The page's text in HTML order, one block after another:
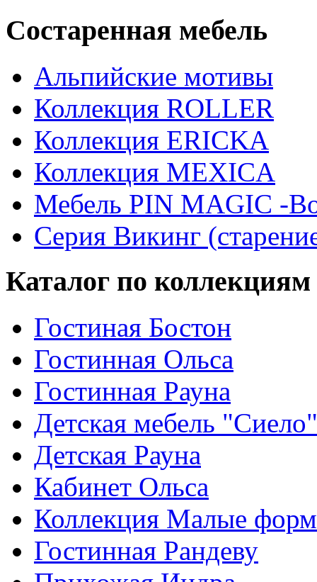
Состаренная мебель
Альпийские мотивы
Коллекция ROLLER
Коллекция ERICKA
Коллекция MEXICA
Мебель PIN MAGIС -
Серия Викинг
Каталог по коллекциям
Гостиная Бостон
Гостинная Ольса
Гостинная Рауна
Детская мебель "Сиело"
Детская Рауна
Кабинет Ольса
Коллекция Малые
Гостинная Рандеву